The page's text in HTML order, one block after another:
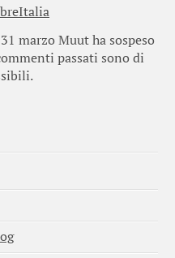
marzo Muut ha sospeso
passati sono di